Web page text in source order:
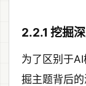
2.2.1 挖掘
为了区别于
掘主题背后